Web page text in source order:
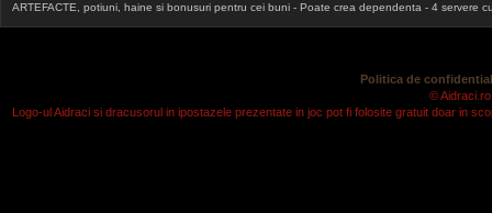
ARTEFACTE, potiuni, haine si bonusuri pentru cei buni - Poate crea dependenta - 4 servere
Politica de
©
Logo-ul Aidraci si dracusorul in ipostazele prezentate in joc pot fi folosite gratuit doar in